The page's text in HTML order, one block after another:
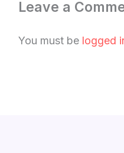
Leave a
You must be logged